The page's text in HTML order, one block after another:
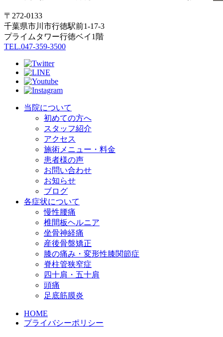
〒272-0133
千葉県市川市行徳駅前1-17-3
プライムタワー行徳ベイ1階
TEL.047-359-3500
当院について
初めての方へ
スタッフ紹介
アクセス
施術メニュー・料金
患者様の声
お問い合わせ
お知らせ
ブログ
各症状について
慢性腰痛
椎間板ヘルニア
坐骨神経痛
産後骨盤矯正
膝の痛み・変形性膝関節症
脊柱管狭窄症
四十肩・五十肩
頭痛
足底筋膜炎
HOME
プライバシーポリシー